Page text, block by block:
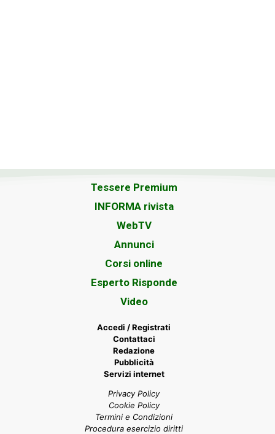
Tessere Premium
INFORMA rivista
WebTV
Annunci
Corsi online
Esperto Risponde
Video
Accedi / Registrati
Contattaci
Redazione
Pubblicità
Servizi internet
Privacy Policy
Cookie Policy
Termini e Condizioni
Procedura esercizio diritti